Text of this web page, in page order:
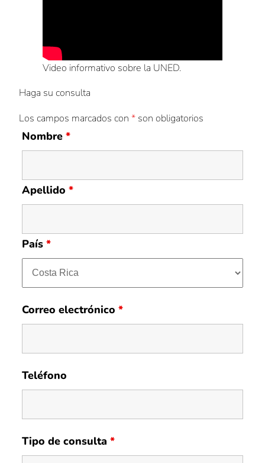
Video informativo sobre la UNED.
Haga su consulta
Los campos marcados con * son obligatorios
Nombre *
Apellido *
País *
Correo electrónico *
Teléfono
Tipo de consulta *